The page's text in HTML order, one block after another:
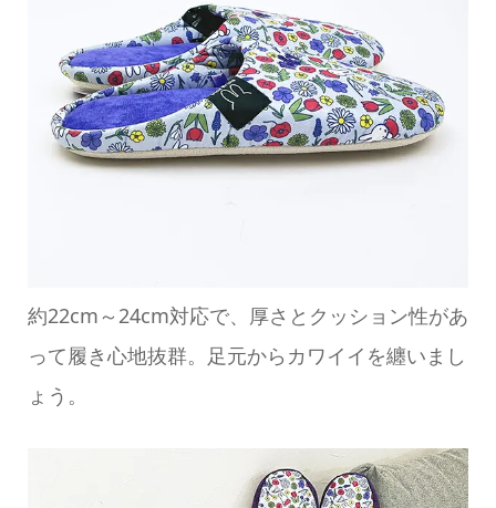
約22cm～24cm対応で、厚さとクッション性があ
って履き心地抜群。足元からカワイイを纏いまし
ょう。